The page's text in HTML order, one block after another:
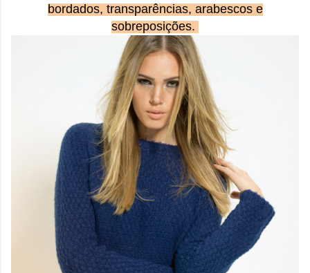
bordados, transparências, arabescos e
sobreposições.